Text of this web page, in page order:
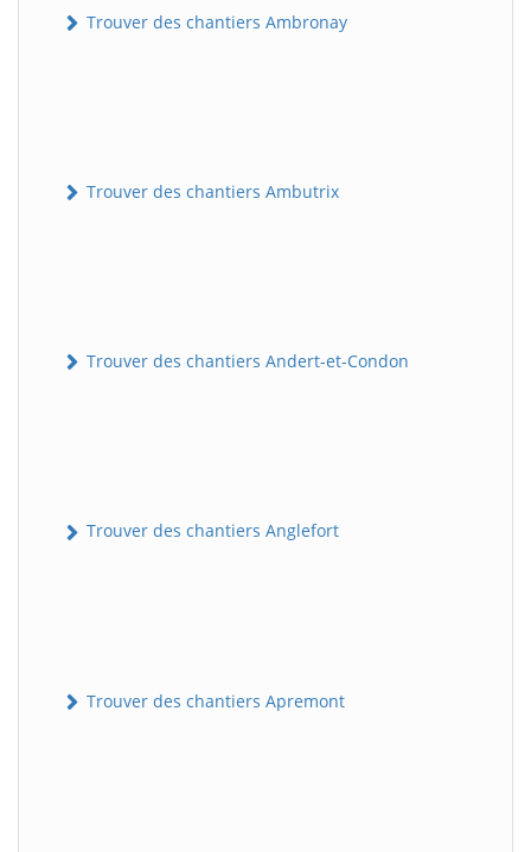
Trouver des chantiers Ambronay
Trouver des chantiers Ambutrix
Trouver des chantiers Andert-et-Condon
Trouver des chantiers Anglefort
Trouver des chantiers Apremont